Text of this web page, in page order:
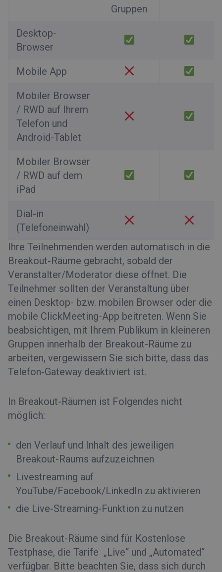
Gruppen
Desktop-
Browser
Mobile App
Mobiler Browser
/ RWD auf Ihrem
Telefon und
Android-Tablet
Mobiler Browser
/ RWD auf dem
iPad
Dial-in
(Telefoneinwahl)
Ihre Teilnehmenden werden automatisch in die
Breakout-Räume gebracht, sobald der
Veranstalter/Moderator diese öffnet. Die
Teilnehmer sollten der Veranstaltung über
einen Desktop- bzw. mobilen Browser oder die
mobile ClickMeeting-App beitreten. Wenn Sie
beabsichtigen, mit Ihrem Publikum in kleineren
Gruppen innerhalb der Breakout-Räume zu
arbeiten, vergewissern Sie sich bitte, dass das
Telefon-Gateway deaktiviert ist.
In Breakout-Räumen ist Folgendes nicht
möglich:
den Verlauf und Inhalt des jeweiligen
Breakout-Raums aufzuzeichnen
Livestreaming auf
YouTube/Facebook/LinkedIn zu aktivieren
die Live-Streaming-Funktion zu nutzen
Die Breakout-Räume sind für Kostenlose
Testphase, die Tarife „Live“ und „Automated“
verfügbar. Bitte beachten Sie, dass sich durch